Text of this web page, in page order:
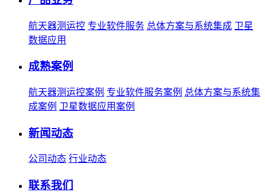
航天器测运控 专业软件服务 总体方案与系统集成 卫星
数据应用
成熟案例
航天器测运控案例 专业软件服务案例 总体方案与系统集
成案例 卫星数据应用案例
新闻动态
公司动态 行业动态
联系我们